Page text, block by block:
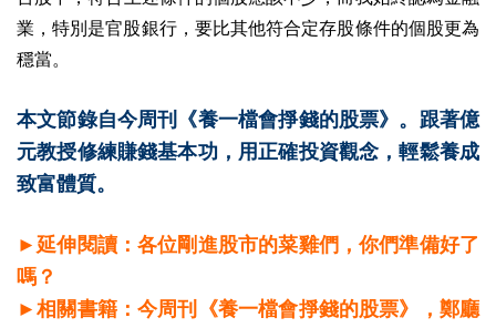
業，特別是官股銀行，要比其他符合定存股條件的個股更為
穩當。
本文節錄自今周刊《養一檔會掙錢的股票》。跟著億
元教授修練賺錢基本功，用正確投資觀念，輕鬆養成
致富體質。
►延伸閱讀：各位剛進股市的菜雞們，你們準備好了
嗎？
►相關書籍：今周刊《養一檔會掙錢的股票》，鄭廳